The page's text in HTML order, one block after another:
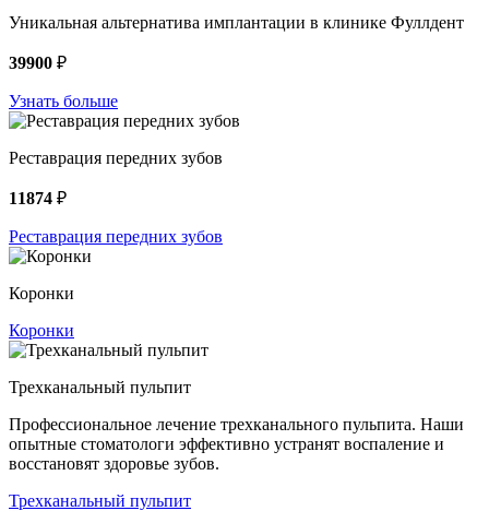
Уникальная альтернатива имплантации в клинике Фуллдент
39900 ₽
Узнать больше
Реставрация передних зубов
11874 ₽
Реставрация передних зубов
Коронки
Коронки
Трехканальный пульпит
Профессиональное лечение трехканального пульпита. Наши
опытные стоматологи эффективно устранят воспаление и
восстановят здоровье зубов.
Трехканальный пульпит